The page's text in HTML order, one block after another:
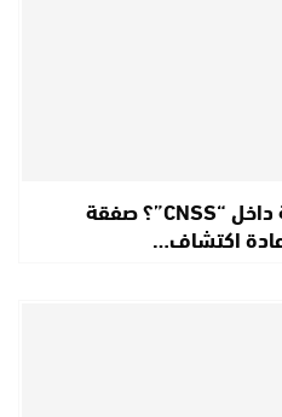
هل فشلت منظومة الرقابة داخل “CNSS”؟ صفقة